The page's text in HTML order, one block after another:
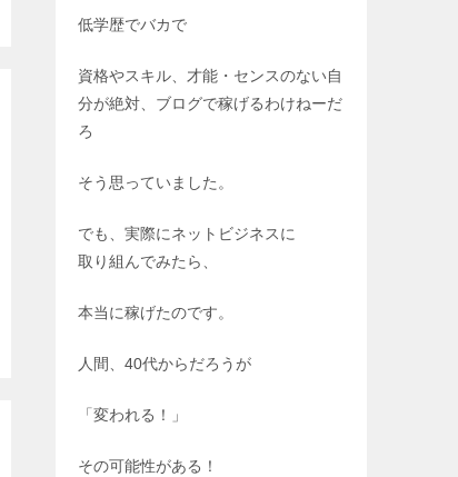
低学歴でバカで
資格やスキル、才能・センスのない自
分が絶対、ブログで稼げるわけねーだ
ろ
そう思っていました。
でも、実際にネットビジネスに
取り組んでみたら、
本当に稼げたのです。
人間、40代からだろうが
「変われる！」
その可能性がある！